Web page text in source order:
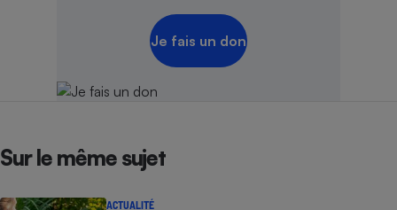
Je fais un don
Sur le même sujet
ACTUALITÉ